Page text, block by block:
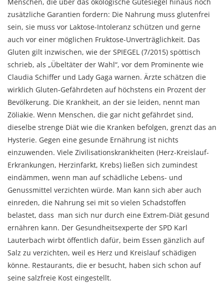
zusätzliche Garantien fordern: Die Nahrung muss glutenfrei
sein, sie muss vor Laktose-Intoleranz schützen und gerne
auch vor einer möglichen Fruktose-Unverträglichkeit. Das
Gluten gilt inzwischen, wie der SPIEGEL (7/2015) spöttisch
schrieb, als „Übeltäter der Wahl“, vor dem Prominente wie
Claudia Schiffer und Lady Gaga warnen. Ärzte schätzen die
wirklich Gluten-Gefährdeten auf höchstens ein Prozent der
Bevölkerung. Die Krankheit, an der sie leiden, nennt man
Zöliakie. Wenn Menschen, die gar nicht gefährdet sind,
dieselbe strenge Diät wie die Kranken befolgen, grenzt das an
Hysterie. Gegen eine gesunde Ernährung ist nichts
einzuwenden. Viele Zivilisationskrankheiten (Herz-Kreislauf-
Erkrankungen, Herzinfarkt, Krebs) ließen sich zumindest
eindämmen, wenn man auf schädliche Lebens- und
Genussmittel verzichten würde. Man kann sich aber auch
einreden, die Nahrung sei mit so vielen Schadstoffen
belastet, dass man sich nur durch eine Extrem-Diät gesund
ernähren kann. Der Gesundheitsexperte der SPD Karl
Lauterbach wirbt öffentlich dafür, beim Essen gänzlich auf
Salz zu verzichten, weil es Herz und Kreislauf schädigen
könne. Restaurants, die er besucht, haben sich schon auf
seine salzfreie Kost eingestellt.